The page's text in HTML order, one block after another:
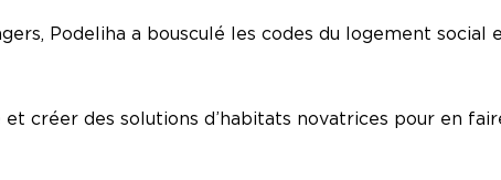
Podeliha a bousculé les codes du logement
créer des solutions d’habitats novatrices pour en